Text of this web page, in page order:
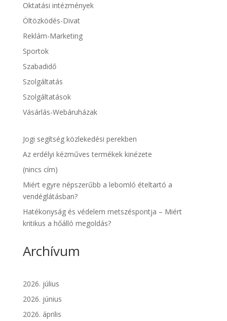
Oktatási intézmények
Öltözködés-Divat
Reklám-Marketing
Sportok
Szabadidő
Szolgáltatás
Szolgáltatások
Vásárlás-Webáruházak
Jogi segítség közlekedési perekben
Az erdélyi kézműves termékek kinézete
(nincs cím)
Miért egyre népszerűbb a lebomló ételtartó a
vendéglátásban?
Hatékonyság és védelem metszéspontja – Miért
kritikus a hőálló megoldás?
Archívum
2026. július
2026. június
2026. április